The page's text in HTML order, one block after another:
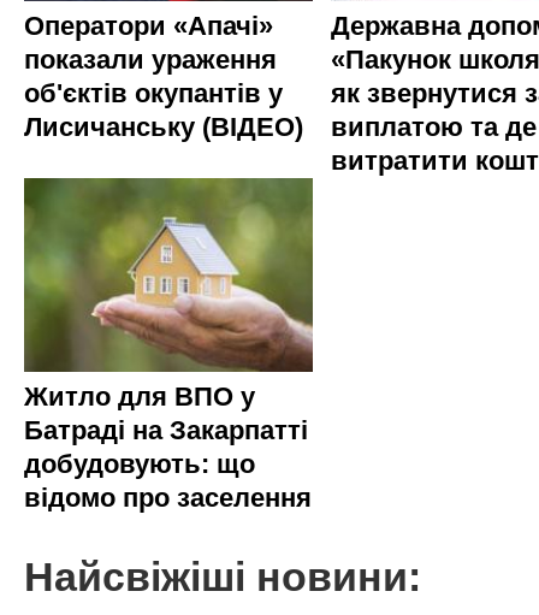
Оператори «Апачі»
показали ураження
об'єктів окупантів у
Лисичанську (ВІДЕО)
Державна
«Пакунок
як звернутися
виплатою та де
витратити
Житло для ВПО у
Батраді на Закарпатті
добудовують: що
відомо про заселення
Найсвіжіші новини: